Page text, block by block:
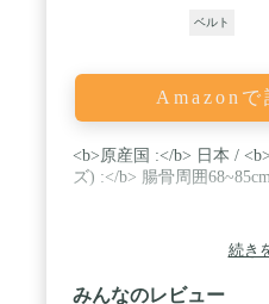
しております。男女兼用
ルトの特徴まとめ 】①
きる姿勢矯正ベルト②肩
め付け具合をラクラク微
S〜2XLまでの豊富なサ
日本人スタッフによるア
してお買い求めください
ベルト
Amazonで
<b>原産国 :</b> 日本 /
ズ) :</b> 腸骨周囲
続き
みんなのレビュー